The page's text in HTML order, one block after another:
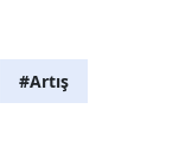
#Artış